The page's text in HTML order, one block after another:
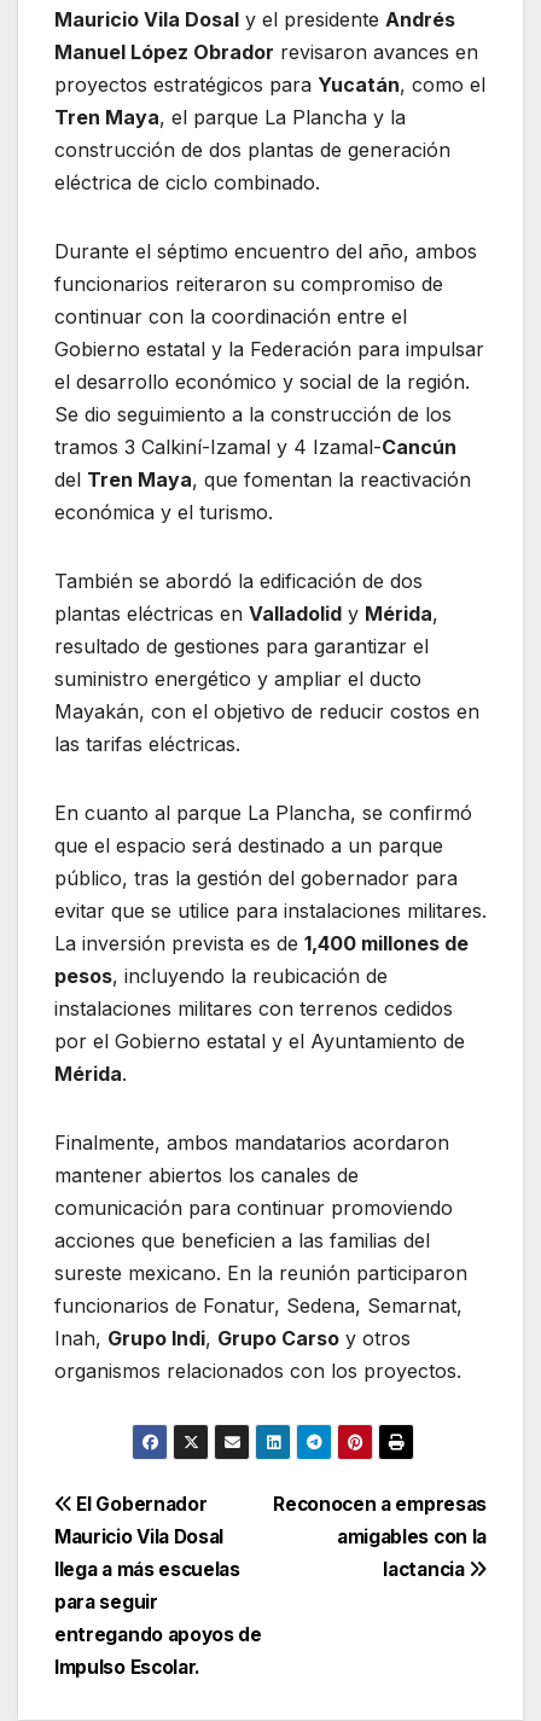
Mauricio Vila Dosal y el presidente Andrés
Manuel López Obrador revisaron avances en
proyectos estratégicos para Yucatán, como el
Tren Maya, el parque La Plancha y la
construcción de dos plantas de generación
eléctrica de ciclo combinado.
Durante el séptimo encuentro del año, ambos
funcionarios reiteraron su compromiso de
continuar con la coordinación entre el
Gobierno estatal y la Federación para impulsar
el desarrollo económico y social de la región.
Se dio seguimiento a la construcción de los
tramos 3 Calkiní-Izamal y 4 Izamal-Cancún
del Tren Maya, que fomentan la reactivación
económica y el turismo.
También se abordó la edificación de dos
plantas eléctricas en Valladolid y Mérida,
resultado de gestiones para garantizar el
suministro energético y ampliar el ducto
Mayakán, con el objetivo de reducir costos en
las tarifas eléctricas.
En cuanto al parque La Plancha, se confirmó
que el espacio será destinado a un parque
público, tras la gestión del gobernador para
evitar que se utilice para instalaciones militares.
La inversión prevista es de 1,400 millones de
pesos, incluyendo la reubicación de
instalaciones militares con terrenos cedidos
por el Gobierno estatal y el Ayuntamiento de
Mérida.
Finalmente, ambos mandatarios acordaron
mantener abiertos los canales de
comunicación para continuar promoviendo
acciones que beneficien a las familias del
sureste mexicano. En la reunión participaron
funcionarios de Fonatur, Sedena, Semarnat,
Inah, Grupo Indi, Grupo Carso y otros
organismos relacionados con los proyectos.
Navegación
de
entradas
Reconocen a empresas
amigables con la
lactancia
El Gobernador
Mauricio Vila Dosal
llega a más escuelas
para seguir
entregando apoyos de
Impulso Escolar.